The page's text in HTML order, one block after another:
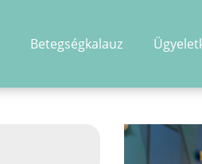
Betegségkalauz